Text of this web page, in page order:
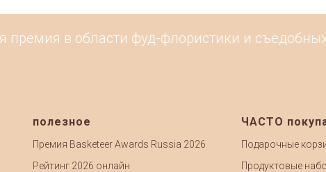
в области фуд-флористики и съедобных
полезное
Премия Basketeer Awards Russia 2026
Рейтинг 2026 онлайн
ЧАСТО
Подарочные
Продуктовые